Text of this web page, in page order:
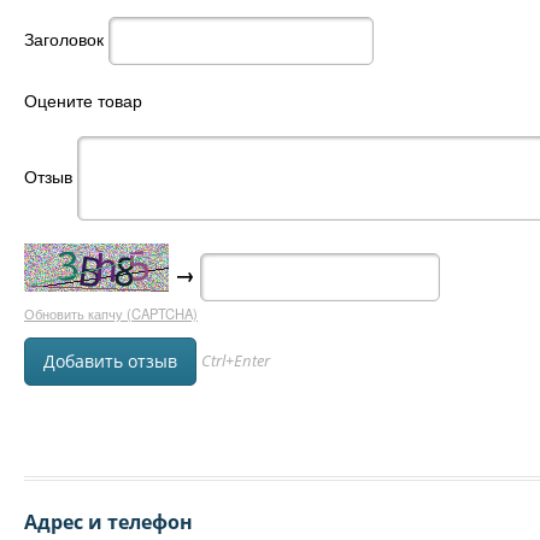
Заголовок
Оцените товар
Отзыв
→
Обновить капчу (CAPTCHA)
Ctrl+Enter
Адрес и телефон